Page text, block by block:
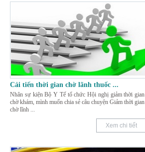
Cải tiến thời gian chờ lãnh thuốc ...
Nhân sự kiện Bộ Y Tế tổ chức Hội nghị giảm thời gian
chờ khám, mình muốn chia sẻ câu chuyện Giảm thời gian
chờ lĩnh
Xem chi tiết